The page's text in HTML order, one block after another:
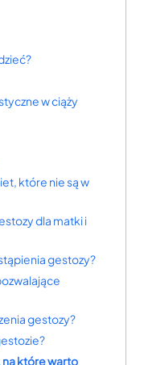
w ciąży
które nie są w
dla matki i
gestozy?
gestozy?
na które warto